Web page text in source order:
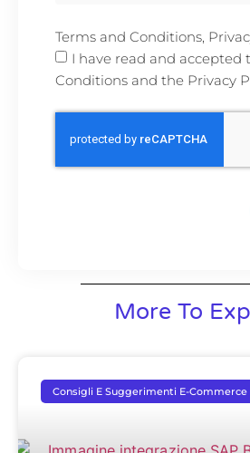
Terms and Conditions,
I have read and accepted
Conditions and the Privacy
More To
Consigli E Suggerimenti E-Commerce